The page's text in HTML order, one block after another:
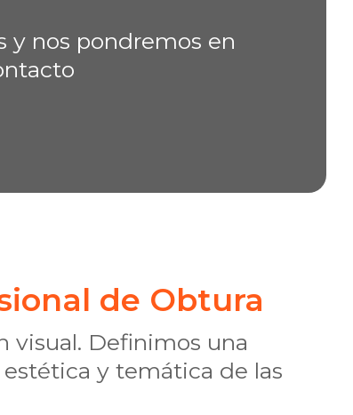
de Obtura
visual. Definimos una
y temática de las